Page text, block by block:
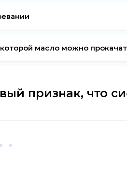
масло можно
признак, что